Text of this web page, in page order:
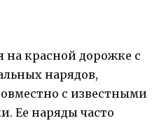
на красной дорожке с
нарядов,
с известными
Ее наряды часто